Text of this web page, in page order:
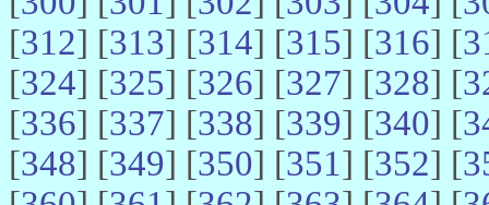
[312] [313] [314] [315] [316] [
[324] [325] [326] [327] [328] [
[336] [337] [338] [339] [340] [
[348] [349] [350] [351] [352] [